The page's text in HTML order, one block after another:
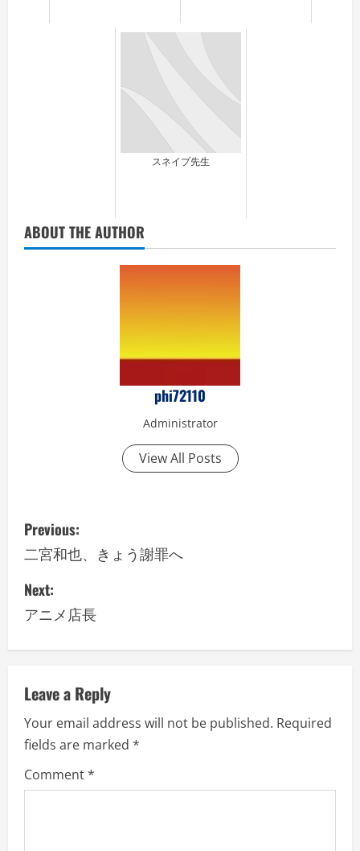
スネイプ先生
ABOUT THE AUTHOR
phi72110
Administrator
View All Posts
P
o
s
t
n
a
v
i
g
Previous:
二宮和也、きょう謝罪へ
Next:
アニメ店長
Leave a Reply
Your email address will not be published. Required
fields are marked *
Comment*